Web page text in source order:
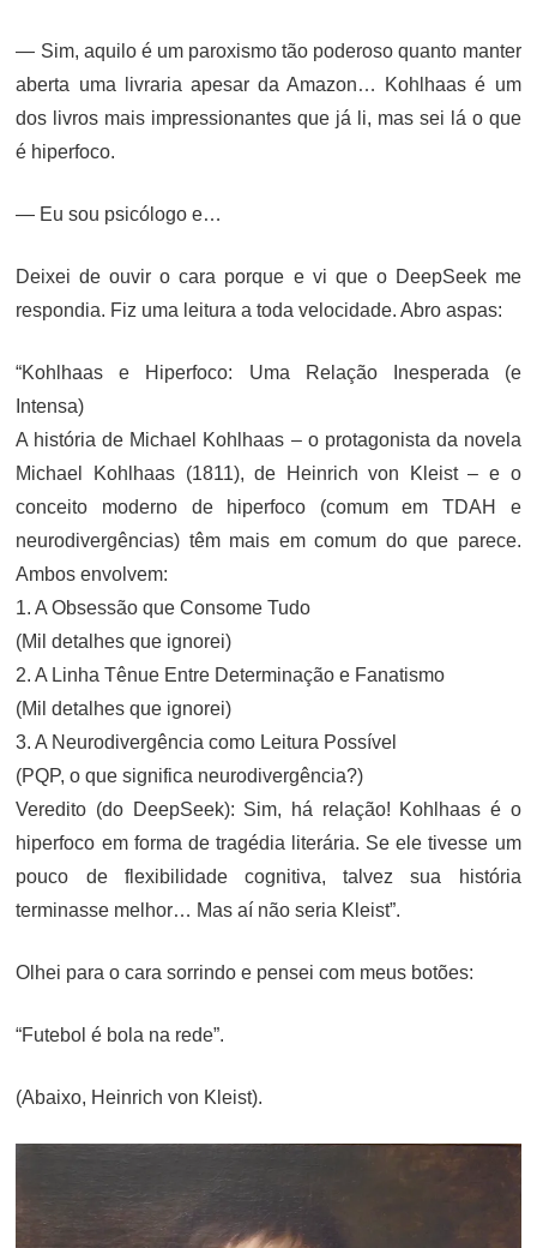
— Sim, aquilo é um paroxismo tão poderoso quanto manter
aberta uma livraria apesar da Amazon… Kohlhaas é um
dos livros mais impressionantes que já li, mas sei lá o que
é hiperfoco.
— Eu sou psicólogo e…
Deixei de ouvir o cara porque e vi que o DeepSeek me
respondia. Fiz uma leitura a toda velocidade. Abro aspas:
“Kohlhaas e Hiperfoco: Uma Relação Inesperada (e
Intensa)
A história de Michael Kohlhaas – o protagonista da novela
Michael Kohlhaas (1811), de Heinrich von Kleist – e o
conceito moderno de hiperfoco (comum em TDAH e
neurodivergências) têm mais em comum do que parece.
Ambos envolvem:
1. A Obsessão que Consome Tudo
(Mil detalhes que ignorei)
2. A Linha Tênue Entre Determinação e Fanatismo
(Mil detalhes que ignorei)
3. A Neurodivergência como Leitura Possível
(PQP, o que significa neurodivergência?)
Veredito (do DeepSeek): Sim, há relação! Kohlhaas é o
hiperfoco em forma de tragédia literária. Se ele tivesse um
pouco de flexibilidade cognitiva, talvez sua história
terminasse melhor… Mas aí não seria Kleist”.
Olhei para o cara sorrindo e pensei com meus botões:
“Futebol é bola na rede”.
(Abaixo, Heinrich von Kleist).